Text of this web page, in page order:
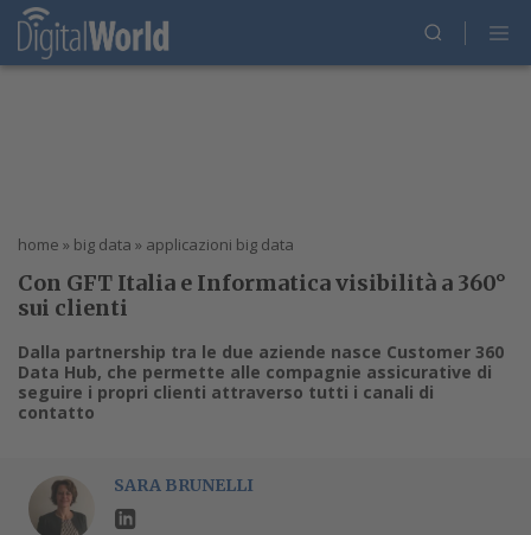
home » big data » applicazioni big data
Con GFT Italia e Informatica visibilità a 360°
sui clienti
Dalla partnership tra le due aziende nasce Customer 360
Data Hub, che permette alle compagnie assicurative di
seguire i propri clienti attraverso tutti i canali di
contatto
SARA BRUNELLI